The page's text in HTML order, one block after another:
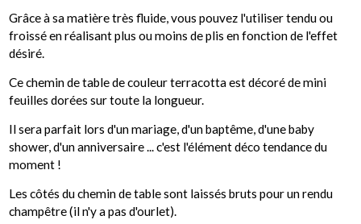
Grâce à sa matière très fluide, vous pouvez l'utiliser tendu ou
froissé en réalisant plus ou moins de plis en fonction de l'effet
désiré.
Ce chemin de table de couleur terracotta est décoré de mini
feuilles dorées sur toute la longueur.
Il sera parfait lors d'un mariage, d'un baptême, d'une baby
shower, d'un anniversaire ... c'est l'élément déco tendance du
moment !
Les côtés du chemin de table sont laissés bruts pour un rendu
champêtre (il n'y a pas d'ourlet).